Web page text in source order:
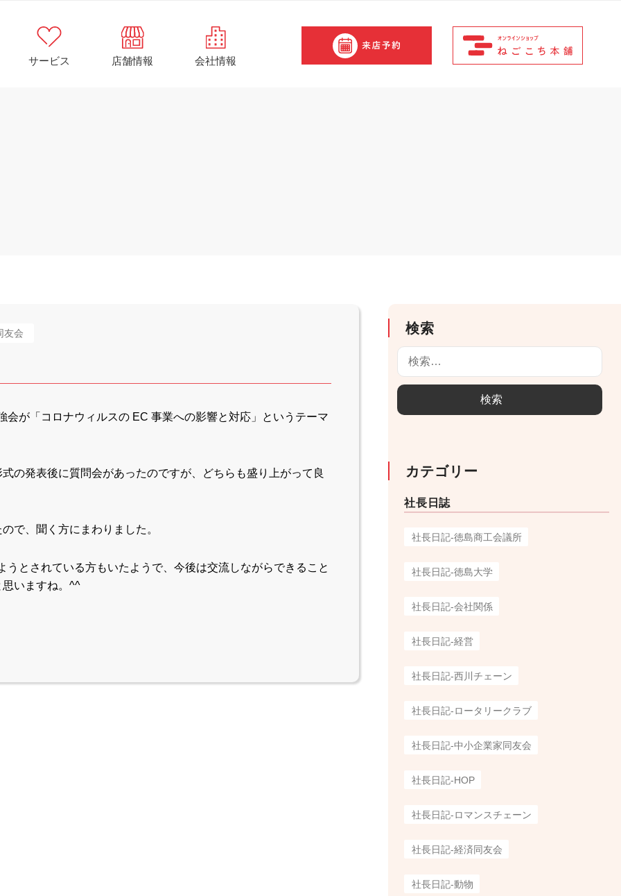
サービス 店舗情報 会社情報
検索
カテゴリー
社長日誌
社長日記-徳島商工会議所
社長日記-徳島大学
社長日記-会社関係
社長日記-経営
社長日記-西川チェーン
社長日記-ロータリークラブ
社長日記-中小企業家同友会
社長日記-HOP
社長日記-ロマンスチェーン
社長日記-経済同友会
社長日記-動物
友会
会が「コロナウィルスの EC 事業への影響と対応」というテーマ
の発表後に質問会があったのですが、どちらも盛り上がって良
で、聞く方にまわりました。
うとされている方もいたようで、今後は交流しながらできること
いますね。^^